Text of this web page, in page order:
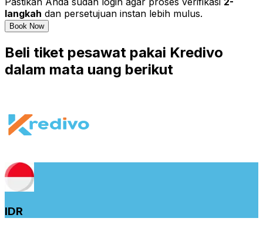
langkah dan persetujuan instan lebih mulus.
Book Now
Beli tiket pesawat pakai Kredivo
dalam mata uang berikut
IDR